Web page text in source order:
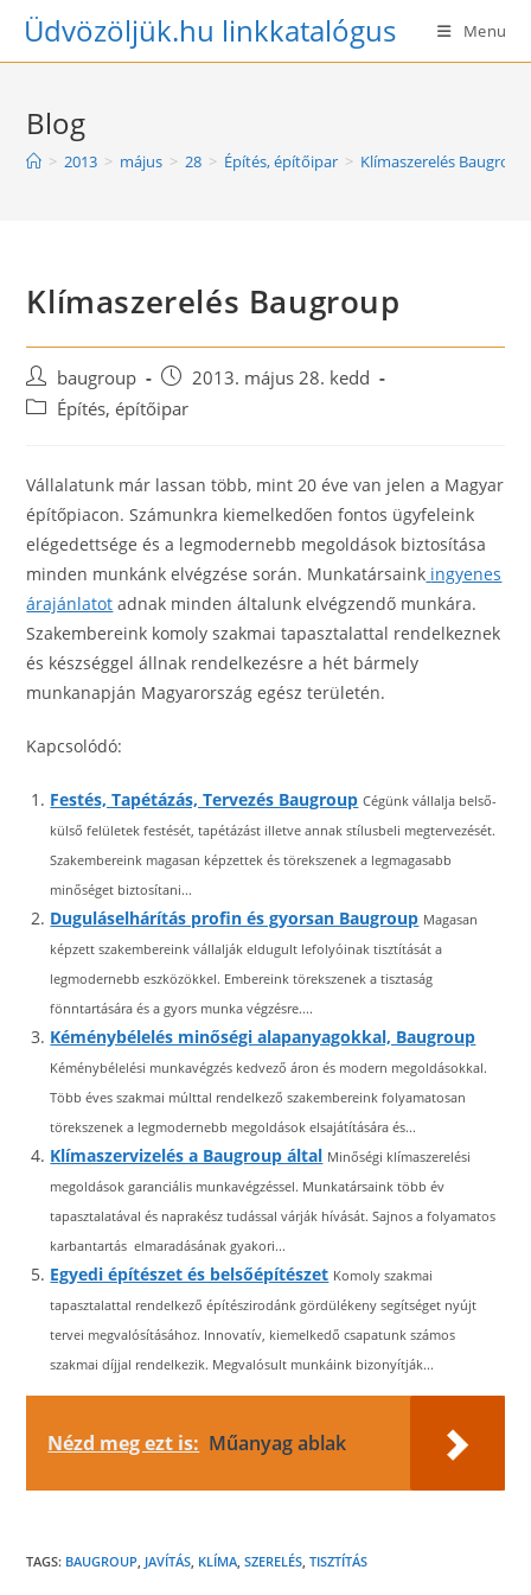
SkipÜdvözöljük.hu linkkatalógus Menu
Blog
> 2013 > május > 28 > Építés, építőipar > Klímaszerelés Baugroup
Klímaszerelés Baugroup
Post
author:
baugroup
Post
published:
2013. május 28. kedd
PostÉpítés, építőipar
Vállalatunk már lassan több, mint 20 éve van jelen a Magyar
építőpiacon. Számunkra kiemelkedően fontos ügyfeleink
elégedettsége és a legmodernebb megoldások biztosítása
minden munkánk elvégzése során. Munkatársaink ingyenes
árajánlatot adnak minden általunk elvégzendő munkára.
Szakembereink komoly szakmai tapasztalattal rendelkeznek
és készséggel állnak rendelkezésre a hét bármely
munkanapján Magyarország egész területén.
Kapcsolódó:
Festés, Tapétázás, Tervezés Baugroup Cégünk vállalja belső-
külső felületek festését, tapétázást illetve annak stílusbeli megtervezését.
Szakembereink magasan képzettek és törekszenek a legmagasabb
minőséget biztosítani...
Duguláselhárítás profin és gyorsan Baugroup Magasan
képzett szakembereink vállalják eldugult lefolyóinak tisztítását a
legmodernebb eszközökkel. Embereink törekszenek a tisztaság
fönntartására és a gyors munka végzésre....
Kéménybélelés minőségi alapanyagokkal, Baugroup
Kéménybélelési munkavégzés kedvező áron és modern megoldásokkal.
Több éves szakmai múlttal rendelkező szakembereink folyamatosan
törekszenek a legmodernebb megoldások elsajátítására és...
Klímaszervizelés a Baugroup által Minőségi klímaszerelési
megoldások garanciális munkavégzéssel. Munkatársaink több év
tapasztalatával és naprakész tudással várják hívását. Sajnos a folyamatos
karbantartás elmaradásának gyakori...
Egyedi építészet és belsőépítészet Komoly szakmai
tapasztalattal rendelkező építészirodánk gördülékeny segítséget nyújt
tervei megvalósításához. Innovatív, kiemelkedő csapatunk számos
szakmai díjjal rendelkezik. Megvalósult munkáink bizonyítják...
Nézd meg ezt is: Műanyag ablak
TAGS: BAUGROUP, JAVÍTÁS, KLÍMA, SZERELÉS, TISZTÍTÁS